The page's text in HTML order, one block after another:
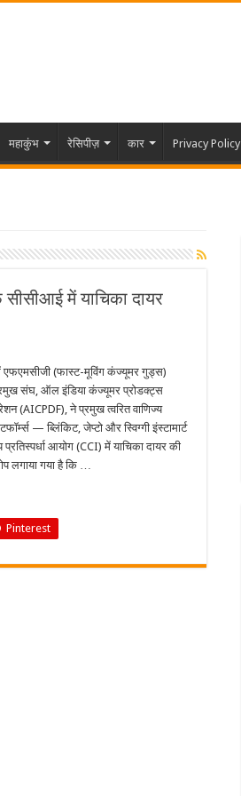
महाकुंभ रेसिपीज़ कार Privacy Policy
सीसीआई में याचिका दायर
एफएमसीजी (फास्ट-मूविंग कंज्यूमर गुड्स)
संघ, ऑल इंडिया कंज्यूमर प्रोडक्ट्स
(AICPDF), ने प्रमुख त्वरित वाणिज्य
— ब्लिंकिट, जेप्टो और स्विग्गी इंस्टामार्ट
आयोग (CCI) में याचिका दायर की
लगाया गया है कि …
Pinterest